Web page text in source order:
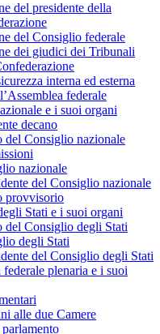
del presidente della
del Consiglio federale
dei giudici dei Tribunali
interna ed esterna
federale
e i suoi organi
decano
Consiglio nazionale
nazionale
del Consiglio nazionale
provvisorio
Stati e i suoi organi
Consiglio degli Stati
degli Stati
del Consiglio degli Stati
federale plenaria e i suoi
alle due Camere